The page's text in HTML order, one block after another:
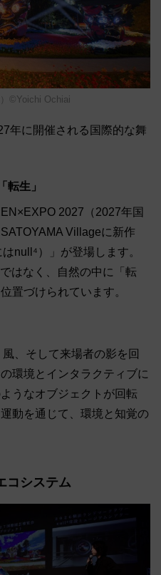
©Yoichi Ochiai
年に開催される国際的な舞
転生」
2027（2027年国
Villageに新作
null⁴）」が登場します。
はなく、自然の中に「転
置づけられています。
、そして来場者の影を回
環境とインタラクティブに
うなオブジェクトが回転
動を通じて、環境と知覚の
コシステム